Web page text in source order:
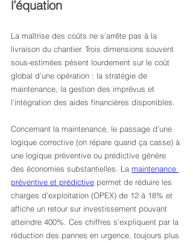
l’équation
La maîtrise des coûts ne s’arrête pas à la
livraison du chantier. Trois dimensions souvent
sous-estimées pèsent lourdement sur le coût
global d’une opération : la stratégie de
maintenance, la gestion des imprévus et
l’intégration des aides financières disponibles.
Concernant la maintenance, le passage d’une
logique corrective (on répare quand ça casse) à
une logique préventive ou prédictive génère
des économies substantielles. La maintenance
préventive et prédictive permet de réduire les
charges d’exploitation (OPEX) de 12 à 18% et
affiche un retour sur investissement pouvant
atteindre 400%. Ces chiffres s’expliquent par la
réduction des pannes en urgence, toujours plus